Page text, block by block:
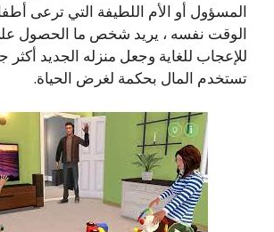
المسؤول أو الأم اللطيفة التي ترعى
الوقت نفسه ، يريد شخص ما الحصول
للإعجاب للغاية وجعل منزله الجديد أكثر
تستخدم المال بحكمة لغرض الحياة.